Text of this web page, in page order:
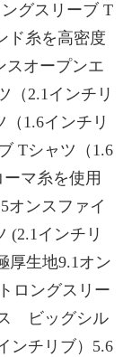
グスリーブ T
ド糸を高密度
スオープンエ
（2.1インチリ
1.6インチリ
Tシャツ（1.6
マ糸を使用
オンスファイ
(2.1インチリ
厚生地9.1オン
ロングスリー
ビッグシル
ンチリブ）5.6